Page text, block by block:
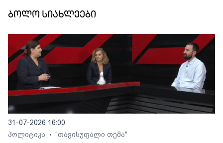
ბოლო სიახლეები
31-07-2026 16:00
პოლიტიკა
• "თავისუფალი თემა"